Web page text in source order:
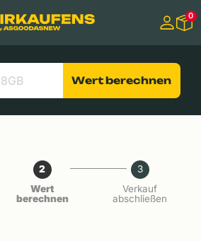
0
Wert berechnen
2
Wert
berechnen
3
Verkauf
abschließen